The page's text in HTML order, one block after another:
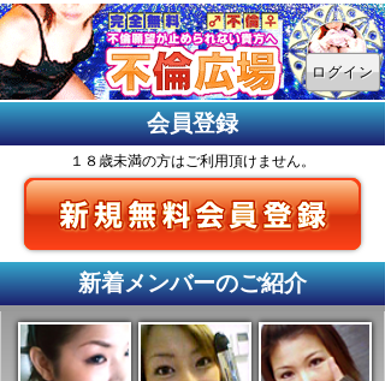
ログイン
会員登録
１８歳未満の方はご利用頂けません。
新着メンバーのご紹介